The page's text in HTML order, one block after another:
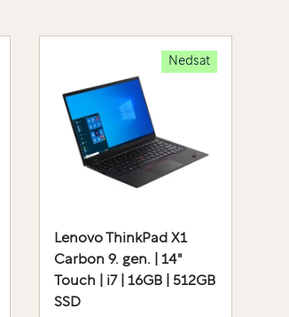
Nedsat
Lenovo ThinkPad X1
Carbon 9. gen. | 14"
Touch | i7 | 16GB | 512GB
SSD